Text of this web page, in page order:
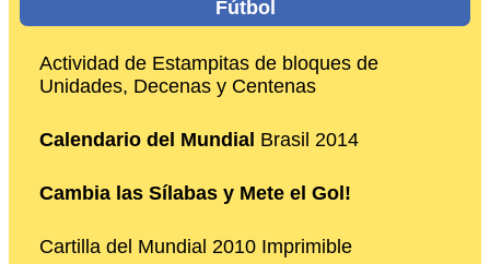
Fútbol
Actividad de Estampitas de bloques de
Unidades, Decenas y Centenas
Calendario del Mundial Brasil 2014
Cambia las Sílabas y Mete el Gol!
Cartilla del Mundial 2010 Imprimible